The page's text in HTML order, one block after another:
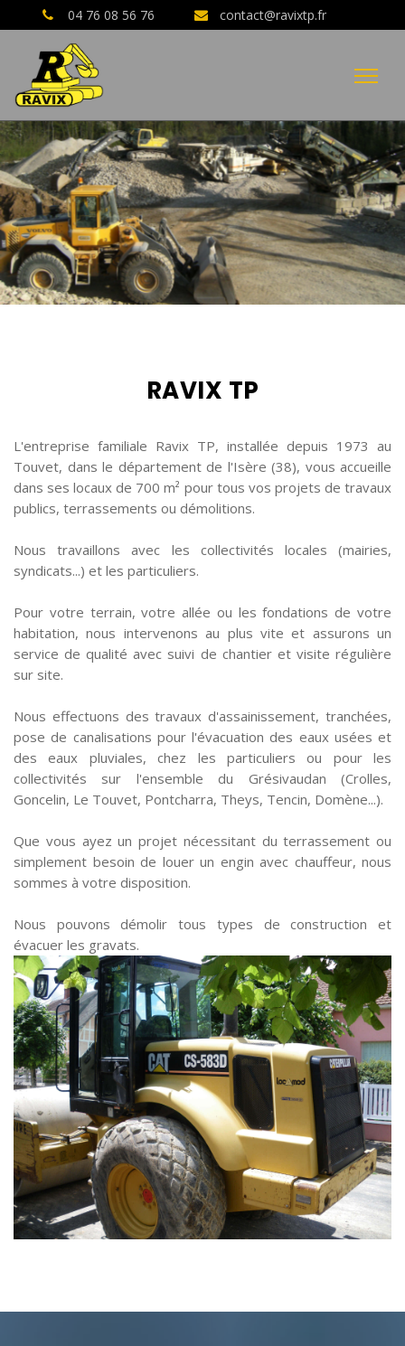
04 76 08 56 76 contact@ravixtp.fr
04 76 08 56 76 AVIS CLIENTS GOOGLE
RAVIX TP
L'entreprise familiale Ravix TP, installée depuis 1973 au
Touvet, dans le département de l'Isère (38), vous accueille
dans ses locaux de 700 m² pour tous vos projets de travaux
publics, terrassements ou démolitions.
Nous travaillons avec les collectivités locales (mairies,
syndicats...) et les particuliers.
Pour votre terrain, votre allée ou les fondations de votre
habitation, nous intervenons au plus vite et assurons un
service de qualité avec suivi de chantier et visite régulière
sur site.
Nous effectuons des travaux d'assainissement, tranchées,
pose de canalisations pour l'évacuation des eaux usées et
des eaux pluviales, chez les particuliers ou pour les
collectivités sur l'ensemble du Grésivaudan (Crolles,
Goncelin, Le Touvet, Pontcharra, Theys, Tencin, Domène...).
Que vous ayez un projet nécessitant du terrassement ou
simplement besoin de louer un engin avec chauffeur, nous
sommes à votre disposition.
Nous pouvons démolir tous types de construction et
évacuer les gravats.